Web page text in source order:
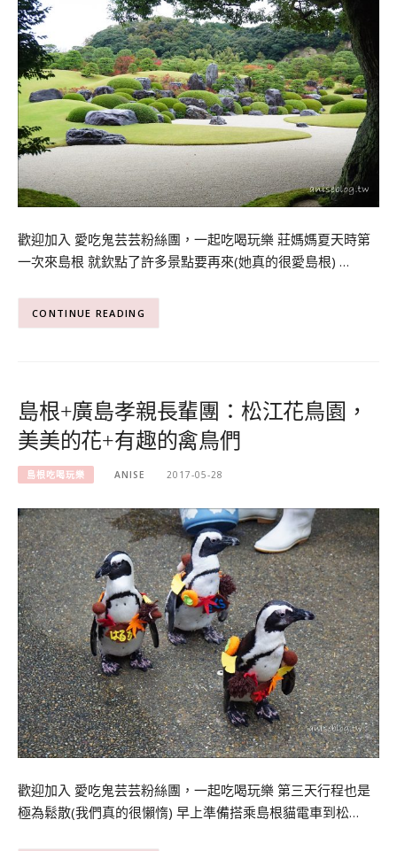
歡迎加入 愛吃鬼芸芸粉絲團，一起吃喝玩樂 莊媽媽夏天時第
一次來島根 就欽點了許多景點要再來(她真的很愛島根) …
CONTINUE READING
島根+廣島孝親長輩團：松江花鳥園，
美美的花+有趣的禽鳥們
島根吃喝玩樂 ANISE 2017-05-28
歡迎加入 愛吃鬼芸芸粉絲團，一起吃喝玩樂 第三天行程也是
極為鬆散(我們真的很懶惰) 早上準備搭乘島根貓電車到松…